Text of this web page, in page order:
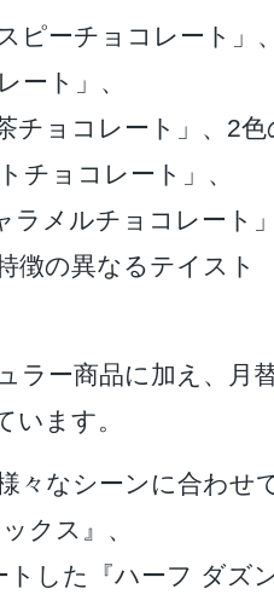
ピーチョコレート」
ート」、
チョコレート」、2
チョコレート」、
ラメルチョコレート
徴の異なるテイスト
ラー商品に加え、月
います。
々なシーンに合わせ
クス』、
した『ハーフ ダズ